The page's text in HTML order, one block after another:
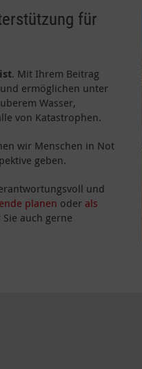
für
. Mit Ihrem Beitrag
ermöglichen unter
Wasser,
von Katastrophen.
wir Menschen in Not
geben.
und
planen oder als
auch gerne